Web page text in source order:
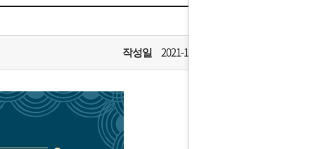
안내] 집 밖에 주소로 택배 받기
작성일 2021-12-29